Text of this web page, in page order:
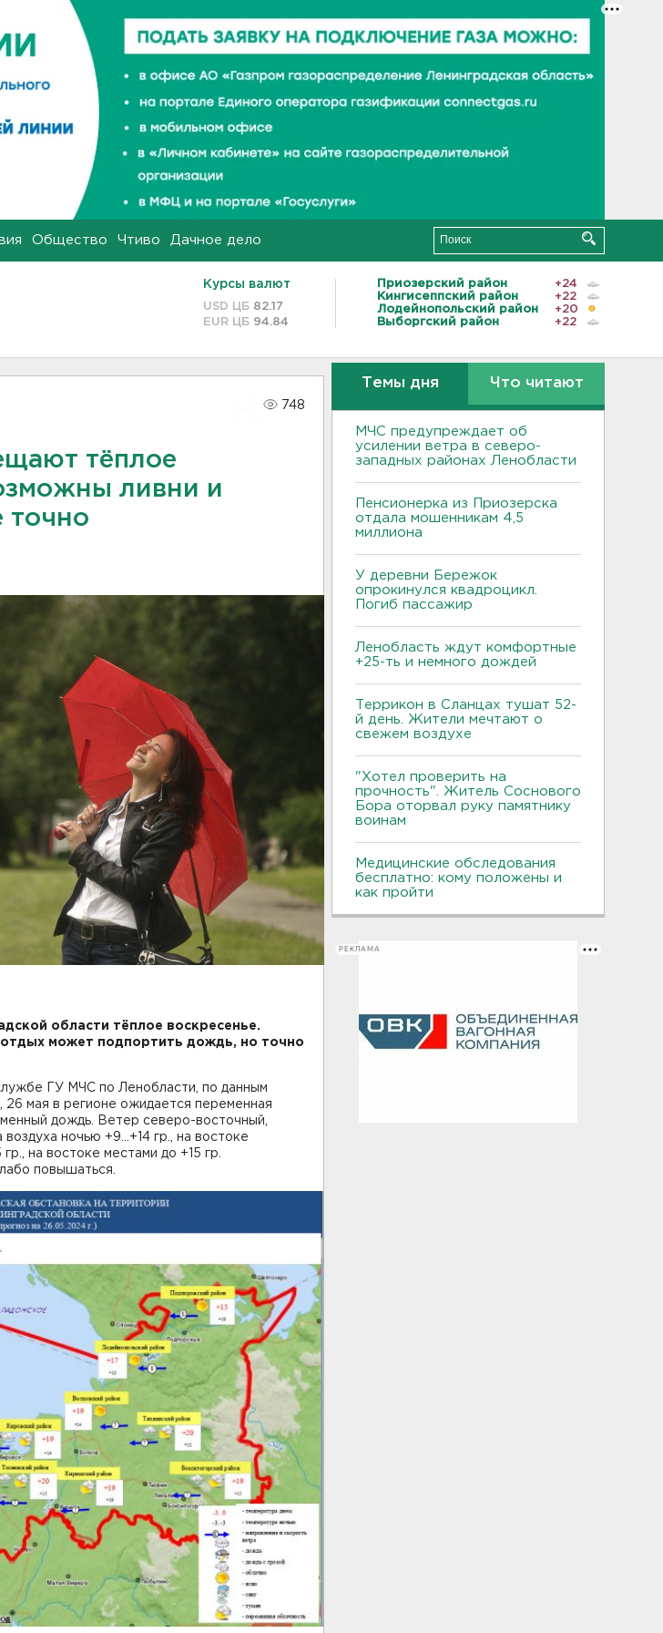
Общество Чтиво Дачное дело
Курсы валют
USD ЦБ 82.17
EUR ЦБ 94.84
Приозерский район
+24
Кингисеппский район
+22
Лодейнопольский район
+20
Выборгский район
+22
748
тёплое
ливни и
точно
области тёплое воскресенье.
может подпортить дождь, но точно
ГУ МЧС по Ленобласти, по данным
мая в регионе ожидается переменная
дождь. Ветер северо-восточный,
ночью +9...+14 гр., на востоке
на востоке местами до +15 гр.
повышаться.
Темы дня Что читают
МЧС предупреждает об
усилении ветра в северо-
западных районах Ленобласти
Пенсионерка из Приозерска
отдала мошенникам 4,5
миллиона
У деревни Бережок
опрокинулся квадроцикл.
Погиб пассажир
Ленобласть ждут комфортные
+25-ть и немного дождей
Террикон в Сланцах тушат 52-
й день. Жители мечтают о
свежем воздухе
"Хотел проверить на
прочность". Житель Соснового
Бора оторвал руку памятнику
воинам
Медицинские обследования
бесплатно: кому положены и
как пройти
РЕКЛАМА